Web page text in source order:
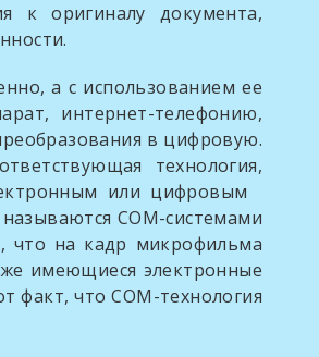
к оригиналу документа,
а с использованием ее
интернет-телефонию,
в цифровую.
технология,
или цифровым
СОМ-системами
что на кадр микрофильма
имеющиеся электронные
факт, что СОМ-технология